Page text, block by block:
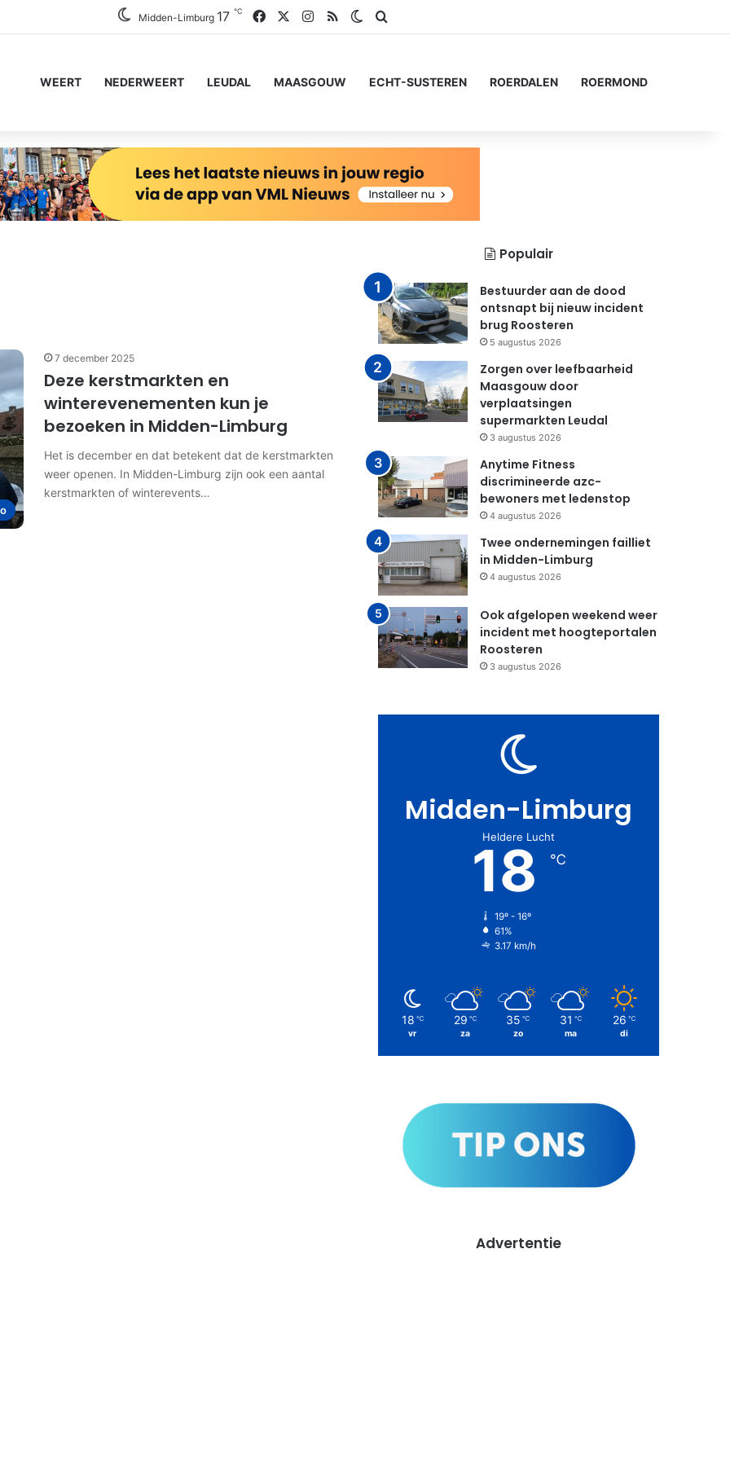
Midden-Limburg 17 ℃ FacebookInstagram
RSS Switch skin
WEERT NEDERWEERT LEUDAL MAASGOUW ECHT-SUSTEREN ROERDALEN ROERMOND
7 december 2025
Deze kerstmarkten en
winterevenementen kun je
bezoeken in Midden-Limburg
Het is december en dat betekent dat de kerstmarkten
weer openen. In Midden-Limburg zijn ook een aantal
kerstmarkten of winterevents…
Populair
Bestuurder aan de dood
ontsnapt bij nieuw incident
brug Roosteren
5 augustus 2026
Zorgen over leefbaarheid
Maasgouw door
verplaatsingen
supermarkten Leudal
3 augustus 2026
Anytime Fitness
discrimineerde azc-
bewoners met ledenstop
4 augustus 2026
Twee ondernemingen failliet
in Midden-Limburg
4 augustus 2026
Ook afgelopen weekend weer
incident met hoogteportalen
Roosteren
3 augustus 2026
Midden-Limburg
Heldere Lucht
18 ℃
19º - 16º
61%
3.17 km/h
18 ℃
vr
29 ℃
za
35 ℃
zo
31 ℃
ma
26 ℃
di
Advertentie